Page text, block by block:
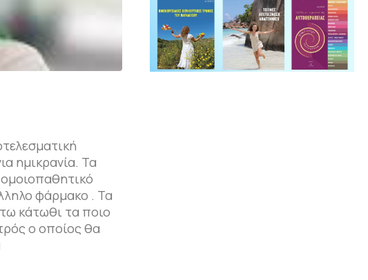
ημικρανία. Τα
φάρμακο . Τα
κάτωθι τα ποιο
ο οποίος θα